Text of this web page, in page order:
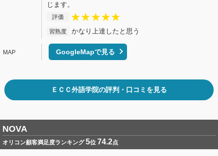
じます。
評価
習熟度 かなり上達したと思う
GoogleMapで見る
ＥＣＣ外語学院の評判・口コミを見る
NOVA
オリコン顧客満足度ランキング5位 74.2点